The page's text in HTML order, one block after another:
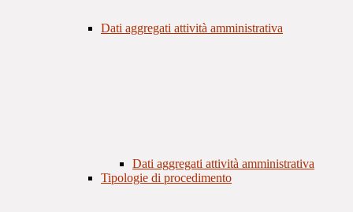
Dati aggregati attività amministrativa
Dati aggregati attività amministrativa
Tipologie di procedimento